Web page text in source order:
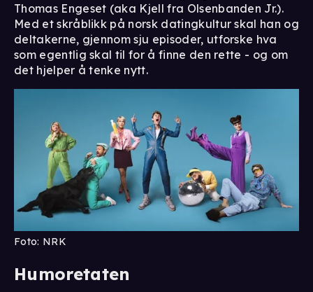
Thomas Engeset (aka Kjell fra Olsenbanden Jr.).
Med et skråblikk på norsk datingkultur skal han og
deltakerne, gjennom sju episoder, utforske hva
som egentlig skal til for å finne den rette - og om
det hjelper å tenke nytt.
Foto: NRK
Humoretaten